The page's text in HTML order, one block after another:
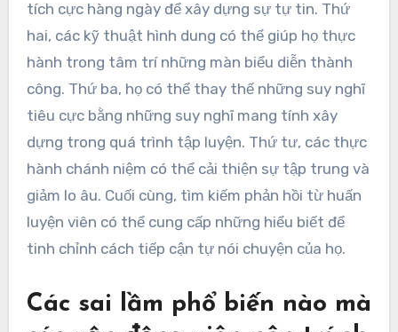
Các bước thực tiễn nào
mà các vận động viên có
thể thực hiện để cải thiện
tự nói chuyện của họ?
thể. Đầu tiên, họ nên thực hành các khẳng định
tích cực hàng ngày để xây dựng sự tự tin. Thứ